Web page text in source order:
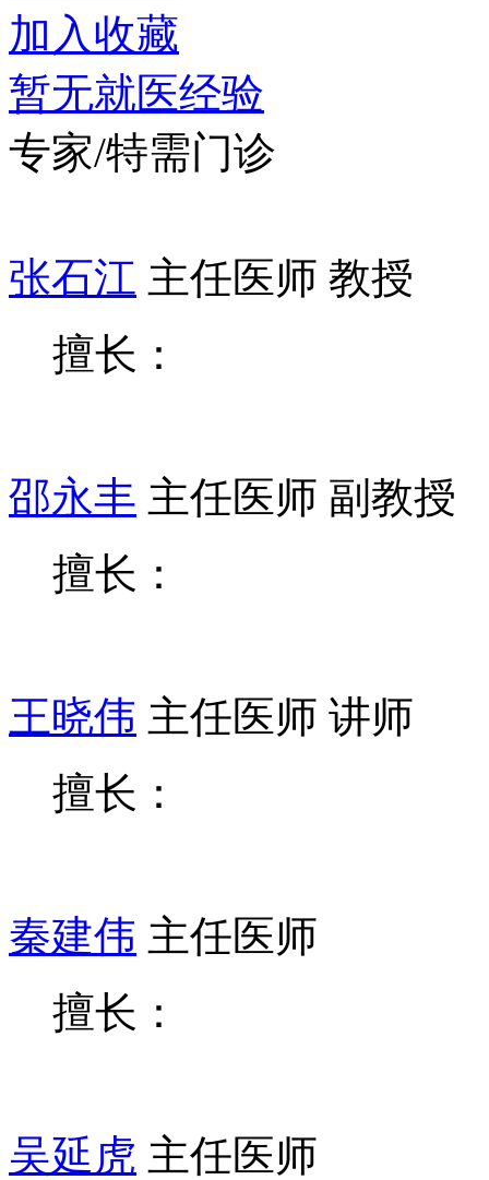
加入收藏
暂无就医经验
专家/特需门诊
张石江 主任医师 教授
擅长：
邵永丰 主任医师 副教授
擅长：
王晓伟 主任医师 讲师
擅长：
秦建伟 主任医师
擅长：
吴延虎 主任医师